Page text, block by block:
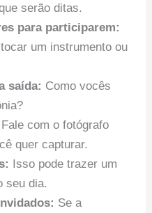
serão ditas.
para participarem:
um instrumento ou
saída: Como vocês
Fale com o fotógrafo
quer capturar.
Isso pode trazer um
seu dia.
Se a